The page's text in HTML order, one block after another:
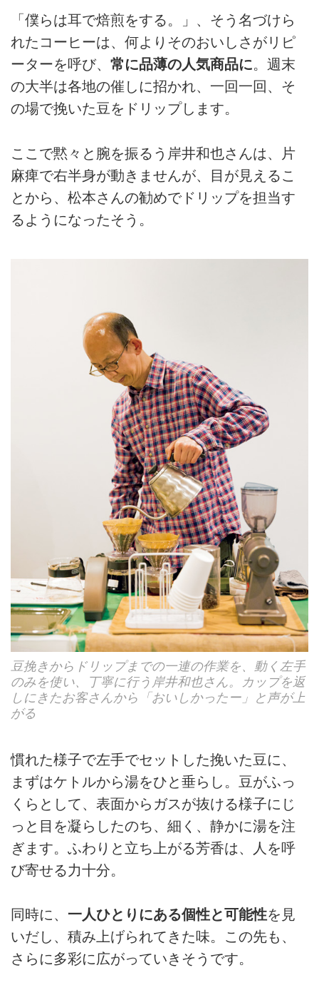
「僕らは耳で焙煎をする。」、そう名づけら
れたコーヒーは、何よりそのおいしさがリピ
ーターを呼び、 常に品薄の人気商品に。週末
の大半は各地の催しに招かれ、一回一回、そ
の場で挽いた豆をドリップします。
ここで黙々と腕を振るう岸井和也さんは、片
麻痺で右半身が動きませんが、目が見えるこ
とから、松本さんの勧めでドリップを担当す
るようになったそう。
豆挽きからドリップまでの一連の作業を、動く左手
のみを使い、丁寧に行う岸井和也さん。カップを返
しにきたお客さんから「おいしかったー」と声が上
がる
慣れた様子で左手でセットした挽いた豆に、
まずはケトルから湯をひと垂らし。豆がふっ
くらとして、表面からガスが抜ける様子にじ
っと目を凝らしたのち、細く、静かに湯を注
ぎます。ふわりと立ち上がる芳香は、人を呼
び寄せる力十分。
同時に、 一人ひとりにある個性と可能性を見
いだし、積み上げられてきた味。この先も、
さらに多彩に広がっていきそうです。